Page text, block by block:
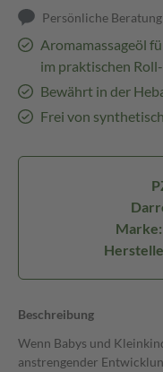
Persönliche Beratung
Aromamassageöl
im praktischen
Bewährt in der
Frei von
Beschreibung
Wenn Babys und
anstrengender